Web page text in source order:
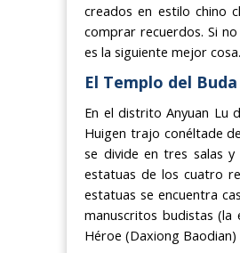
creados en estilo chino
comprar recuerdos. Si
es la siguiente mejor cosa.
El Templo del Buda
En el distrito Anyuan Lu
Huigen trajo conéltade
se divide en tres salas y
estatuas de los cuatro
estatuas se encuentra
manuscritos budistas (la
Héroe (Daxiong